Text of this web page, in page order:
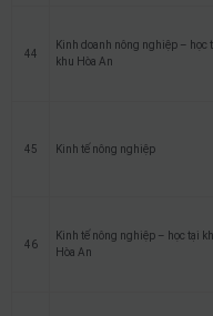
44
Kinh doanh nông nghiệp – học
khu Hòa An
45 Kinh tế nông nghiệp
46
Kinh tế nông nghiệp – học tại
Hòa An